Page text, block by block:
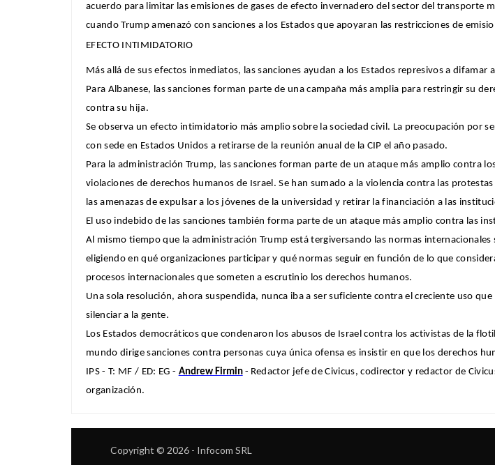
acuerdo para limitar las emisiones de gases de efecto invernadero del sector del transporte
cuando Trump amenazó con sanciones a los Estados que apoyaran las restricciones de
EFECTO INTIMIDATORIO
Más allá de sus efectos inmediatos, las sanciones ayudan a los Estados represivos a
Para Albanese, las sanciones forman parte de una campaña más amplia para restringir su
contra su hija.
Se observa un efecto intimidatorio más amplio sobre la sociedad civil. La preocupación por
con sede en Estados Unidos a retirarse de la reunión anual de la CIP el año pasado.
Para la administración Trump, las sanciones forman parte de un ataque más amplio contra
violaciones de derechos humanos de Israel. Se han sumado a la violencia contra las
las amenazas de expulsar a los jóvenes de la universidad y retirar la financiación a las
El uso indebido de las sanciones también forma parte de un ataque más amplio contra las
Al mismo tiempo que la administración Trump está tergiversando las normas
eligiendo en qué organizaciones participar y qué normas seguir en función de lo que
procesos internacionales que someten a escrutinio los derechos humanos.
Una sola resolución, ahora suspendida, nunca iba a ser suficiente contra el creciente uso
silenciar a la gente.
Los Estados democráticos que condenaron los abusos de Israel contra los activistas de la
mundo dirige sanciones contra personas cuya única ofensa es insistir en que los derechos
IPS - T: MF / ED: EG - Andrew Firmin- Redactor jefe de Civicus, codirector y redactor de
organización.
Copyright © 2026 - Infocom SRL